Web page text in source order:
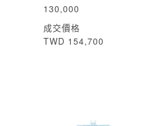
130,000
成交價格
TWD 154,700